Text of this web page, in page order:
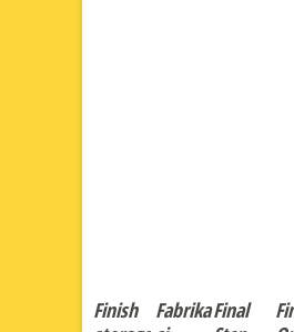
Finish
FabrikaFinal